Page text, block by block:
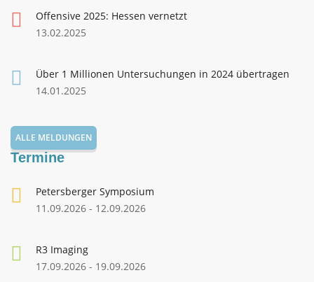
Offensive 2025: Hessen vernetzt
13.02.2025
Über 1 Millionen Untersuchungen in 2024 übertragen
14.01.2025
ALLE MELDUNGEN
Termine
Petersberger Symposium
11.09.2026 - 12.09.2026
R3 Imaging
17.09.2026 - 19.09.2026